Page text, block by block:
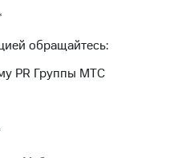
обращайтесь:
PR Группы МТС